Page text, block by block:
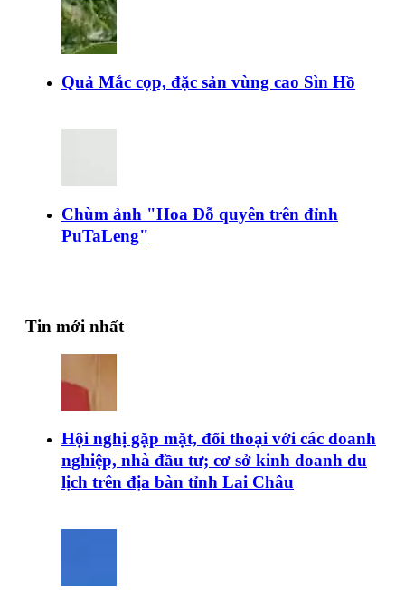
Quả Mắc cọp, đặc sản vùng cao Sìn Hồ
Chùm ảnh "Hoa Đỗ quyên trên đỉnh
PuTaLeng"
Tin mới nhất
Hội nghị gặp mặt, đối thoại với các doanh
nghiệp, nhà đầu tư; cơ sở kinh doanh du
lịch trên địa bàn tỉnh Lai Châu